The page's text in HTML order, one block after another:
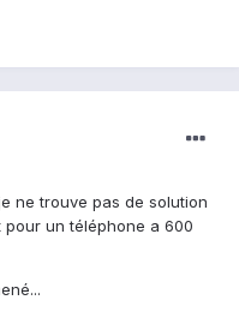
ne trouve pas de solution
un téléphone a 600